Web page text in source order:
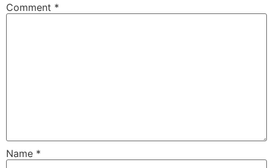
Comment *
Name *